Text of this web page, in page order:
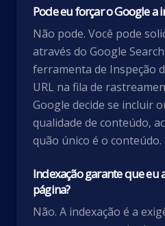
Pode eu forçar o Google a
Não pode. Você pode
através do Google
ferramenta de Inspeção
URL na fila de
Google decide se incluir
qualidade de conteúdo,
quão único é o conteúdo.
Indexação garante que eu
página?
Não. A indexação é a